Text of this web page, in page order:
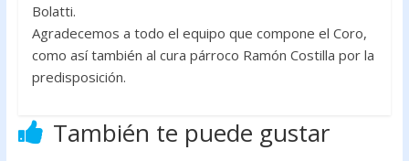
Bolatti.
Agradecemos a todo el equipo que compone el Coro,
como así también al cura párroco Ramón Costilla por la
predisposición.
También te puede gustar